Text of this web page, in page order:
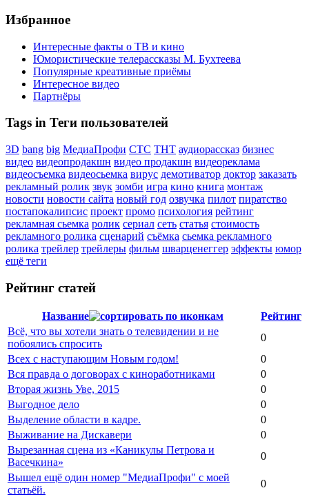
Избранное
Интересные факты о ТВ и кино
Юмористические телерассказы М. Бухтеева
Популярные креативные приёмы
Интересное видео
Партнёры
Tags in Теги пользователей
3D bang big МедиаПрофи СТС ТНТ аудиорассказ бизнес
видео видеопродакшн видео продакшн видеореклама
видеосъемка видеосьемка вирус демотиватор доктор заказать
рекламный ролик звук зомби игра кино книга монтаж
новости новости сайта новый год озвучка пилот пиратство
постапокалипсис проект промо психология рейтинг
рекламная сьемка ролик сериал сеть статья стоимость
рекламного ролика сценарий съёмка сьемка рекламного
ролика трейлер трейлеры фильм шварценеггер эффекты юмор
ещё теги
Рейтинг статей
Название
Рейтинг
Всё, что вы хотели знать о телевидении и не
побоялись спросить
0
Всех с наступающим Новым годом!
0
Вся правда о договорах с киноработниками
0
Вторая жизнь Уве, 2015
0
Выгодное дело
0
Выделение области в кадре.
0
Выживание на Дискавери
0
Вырезанная сцена из «Каникулы Петрова и
Васечкина»
0
Вышел ещё один номер "МедиаПрофи" с моей
статьёй.
0